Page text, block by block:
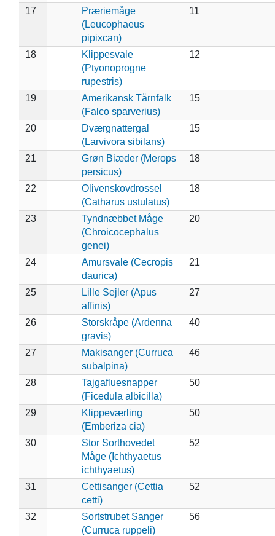
17
Præriemåge
(Leucophaeus
pipixcan)
11
18
Klippesvale
(Ptyonoprogne
rupestris)
12
19
Amerikansk Tårnfalk
(Falco sparverius)
15
20
Dværgnattergal
(Larvivora sibilans)
15
21
Grøn Biæder (Merops
persicus)
18
22
Olivenskovdrossel
(Catharus ustulatus)
18
23
Tyndnæbbet Måge
(Chroicocephalus
genei)
20
24
Amursvale (Cecropis
daurica)
21
25
Lille Sejler (Apus
affinis)
27
26
Storskråpe (Ardenna
gravis)
40
27
Makisanger (Curruca
subalpina)
46
28
Tajgafluesnapper
(Ficedula albicilla)
50
29
Klippeværling
(Emberiza cia)
50
30
Stor Sorthovedet
Måge (Ichthyaetus
ichthyaetus)
52
31
Cettisanger (Cettia
cetti)
52
32
Sortstrubet Sanger
(Curruca ruppeli)
56